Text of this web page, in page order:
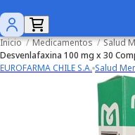
Inicio / Medicamentos / Salud
Desvenlafaxina 100 mg x 30
EUROFARMA CHILE S.A. Salud